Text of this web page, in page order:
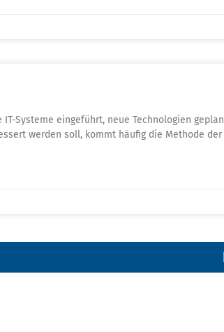
Systeme eingeführt, neue Technologien
werden soll, kommt häufig die Methode der